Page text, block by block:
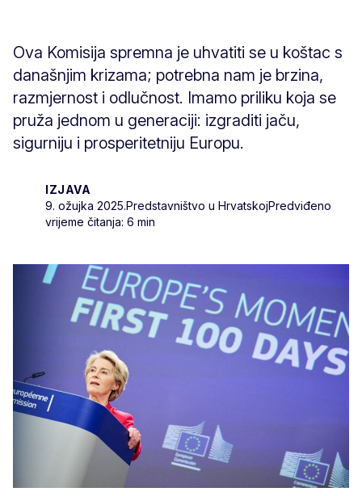
Ova Komisija spremna je uhvatiti se u koštac s
današnjim krizama; potrebna nam je brzina,
razmjernost i odlučnost. Imamo priliku koja se
pruža jednom u generaciji: izgraditi jaču,
sigurniju i prosperitetniju Europu.
IZJAVA
9. ožujka 2025.Predstavništvo u HrvatskojPredviđeno
vrijeme čitanja: 6 min